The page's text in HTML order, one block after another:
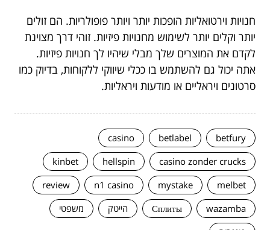
חנויות וירטואליות הופכות יותר ויותר פופולריות. הם זולים
יותר וקלים יותר לשימוש מחנויות פיזיות. זוהי דרך מצוינת
לקדם את המוצרים שלך מבלי שיהיו לך חנויות פיזיות.
אתה יכול גם להשתמש בו ככלי שיווקי ללקוחות, בדיוק כמו
סרטונים ויראליים או מודעות ויראליות.
betfury
betlabel
casino
casino zonder crucks
hellspin
kinbet
melbet
mystake
n1 casino
review
wazamba
Сплиты הייטק
משפטי